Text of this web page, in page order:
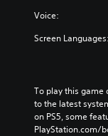
Voice:
Screen Languages:
To play this game
to the latest
on PS5, some
PlayStation.com/